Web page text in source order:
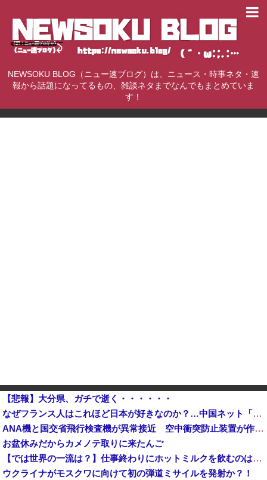
NEWSOKU BLOG（ニュー速ブログ）は、ニュース・時事ネタ・速
報から話題になってるもの、雑談ネタまでなんでもまとめていま
す！
【悲報】大分県、ガチで逝く・・・・・・
なぜフランス人はこれほど日本が好きなのか？…中国ネット「中国と北朝鮮を除いて日本が好き」！他
ANA機と国交省飛行検査機が異常接近 空中衝突防止装置が作動も“ニアミス認定せず” 国交省判断
お盆休みだからカメノテ取りに来たんご
【では世界の一流は？】仕事終わりにホットミルクを飲むのは三流。瞑想するのは二流
ウクライナがモスクワに向けて初の弾道ミサイルを発射か？！